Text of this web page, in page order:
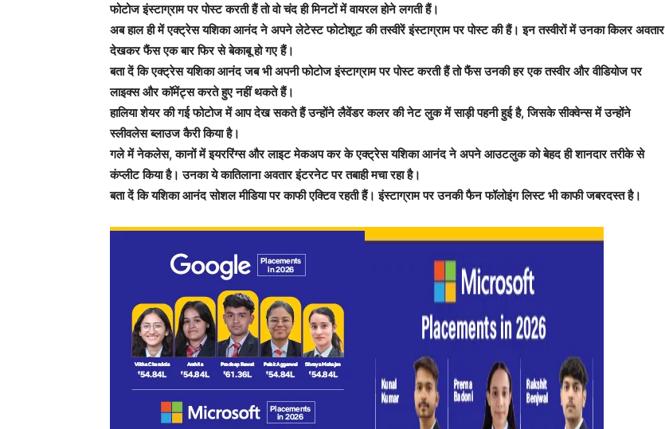
फोटोज इंस्टाग्राम पर पोस्ट करती हैं तो वो चंद ही मिनटों में वायरल होने लगती हैं।
अब हाल ही में एक्ट्रेस यशिका आनंद ने अपने लेटेस्ट फोटोशूट की तस्वीरें इंस्टाग्राम पर पोस्ट की हैं। इन तस्वीरों में उनका किलर अवतार
देखकर फैंस एक बार फिर से बेकाबू हो गए हैं।
बता दें कि एक्ट्रेस यशिका आनंद जब भी अपनी फोटोज इंस्टाग्राम पर पोस्ट करती हैं तो फैंस उनकी हर एक तस्वीर और वीडियोज पर
लाइक्स और कॉमेंट्स करते हुए नहीं थकते हैं।
हालिया शेयर की गई फोटोज में आप देख सकते हैं उन्होंने लैवेंडर कलर की नेट लुक में साड़ी पहनी हुई है, जिसके सीक्वेन्स में उन्होंने
स्लीवलेस ब्लाउज कैरी किया है।
गले में नेकलेस, कानों में इयररिंग्स और लाइट मेकअप कर के एक्ट्रेस यशिका आनंद ने अपने आउटलुक को बेहद ही शानदार तरीके से
कंप्लीट किया है। उनका ये कातिलाना अवतार इंटरनेट पर तबाही मचा रहा है।
बता दें कि यशिका आनंद सोशल मीडिया पर काफी एक्टिव रहती हैं। इंस्टाग्राम पर उनकी फैन फॉलोइंग लिस्ट भी काफी जबरदस्त है।